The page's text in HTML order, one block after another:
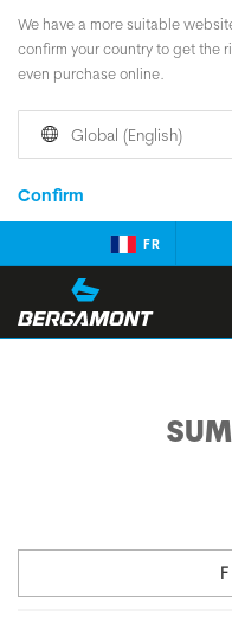
We have a more suitable
confirm your country to get the
even purchase online.
Global (English)
Confirm
FR